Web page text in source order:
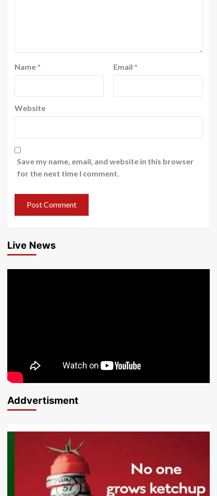
Name * Email *
Website
Save my name, email, and website in this browser
for the next time I comment.
Live News
Addvertisment